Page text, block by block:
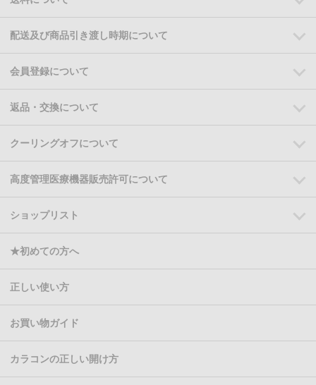
配送及び商品引き渡し時期について
会員登録について
返品・交換について
クーリングオフについて
高度管理医療機器販売許可について
ショップリスト
★初めての方へ
正しい使い方
お買い物ガイド
カラコンの正しい開け方